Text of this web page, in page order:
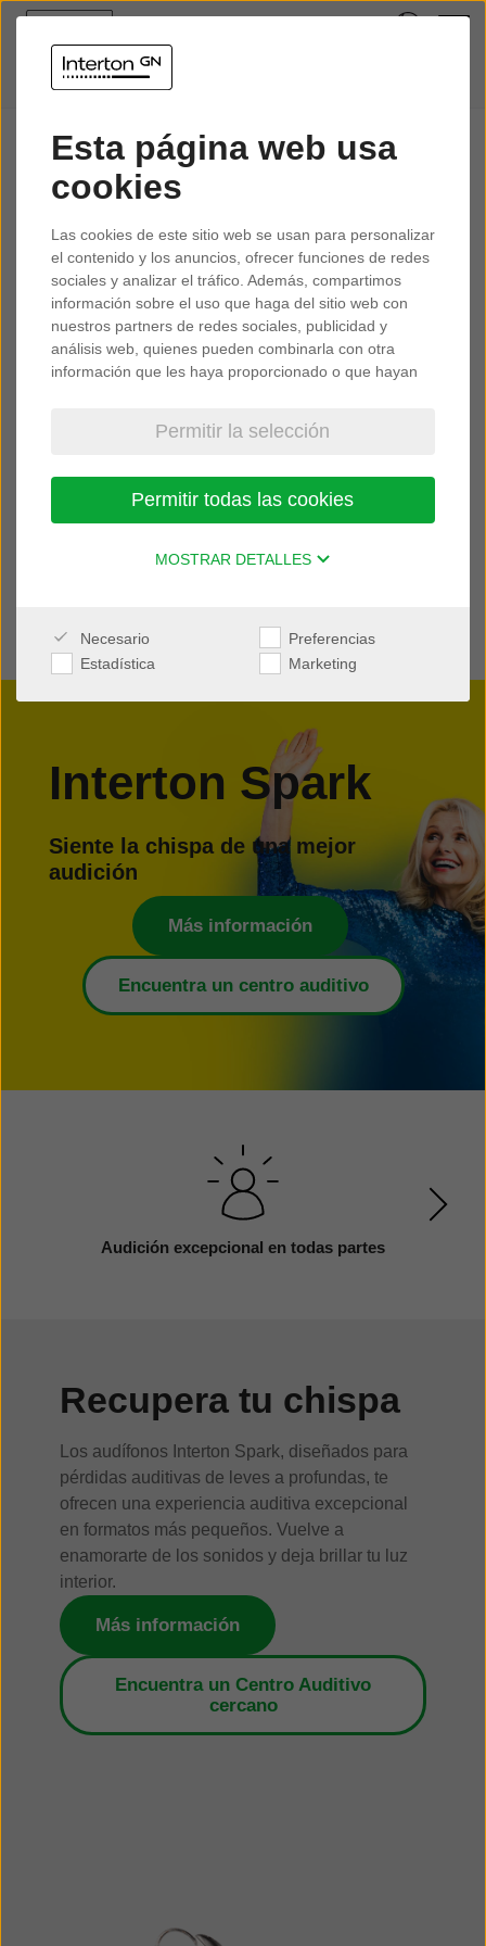
Esta página web usa
cookies
Las cookies de este sitio web se usan para personalizar
el contenido y los anuncios, ofrecer funciones de redes
sociales y analizar el tráfico. Además, compartimos
información sobre el uso que haga del sitio web con
nuestros partners de redes sociales, publicidad y
análisis web, quienes pueden combinarla con otra
información que les haya proporcionado o que hayan
Permitir la selección
Permitir todas las cookies
MOSTRAR DETALLES
Necesario
Preferencias
Estadística
Marketing
Interton Spark
Siente la chispa de una mejor
audición
Más información
Encuentra un centro auditivo
Audición excepcional en todas partes
Recupera tu chispa
Los audífonos Interton Spark, diseñados para
pérdidas auditivas de leves a profundas, te
ofrecen una experiencia auditiva excepcional
en formatos más pequeños. Vuelve a
enamorarte de los sonidos y deja brillar tu luz
interior.
Más información
Encuentra un Centro Auditivo
cercano